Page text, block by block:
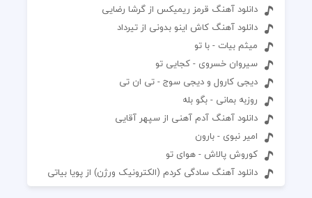
دانلود آهنگ قرمز ریمیکس از گرشا رضایی
دانلود آهنگ کاش اینو بدونی از تیرداد
میثم بیات - با تو
سیروان خسروی - کجایی تو
دیجی کارول و دیجی سوج - تی ان تی
روزبه بمانی - بگو بله
دانلود آهنگ آدم آهنی از سپهر آقایی
امیر نبوی - بارون
کوروش پالاش - هوای تو
دانلود آهنگ سادگی کردم (الکترونیک ورژن) از پویا بیاتی